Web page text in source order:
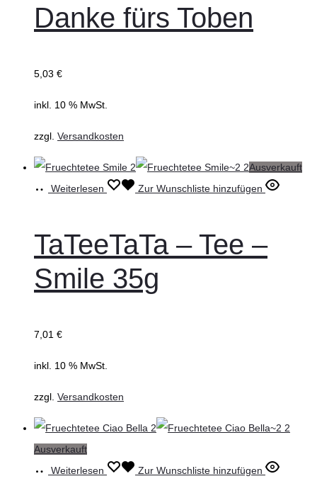
Danke fürs Toben
5,03 €
inkl. 10 % MwSt.
zzgl. Versandkosten
Ausverkauft
Weiterlesen
Zur Wunschliste hinzufügen
TaTeeTaTa – Tee –
Smile 35g
7,01 €
inkl. 10 % MwSt.
zzgl. Versandkosten
Ausverkauft
Weiterlesen
Zur Wunschliste hinzufügen